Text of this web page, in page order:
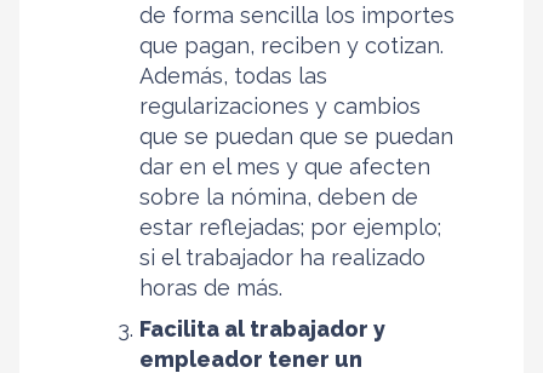
de forma sencilla los importes
que pagan, reciben y cotizan.
Además, todas las
regularizaciones y cambios
que se puedan que se puedan
dar en el mes y que afecten
sobre la nómina, deben de
estar reflejadas; por ejemplo;
si el trabajador ha realizado
horas de más.
Facilita al trabajador y
empleador tener un